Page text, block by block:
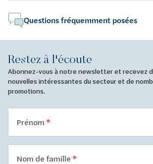
Questions fréquemment posées
Restez à l'écoute
Abonnez-vous à notre newsletter et recevez
nouvelles intéressantes du secteur et de
promotions.
Prénom
Nom de famille